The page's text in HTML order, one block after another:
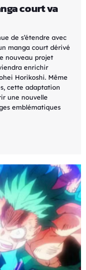
court va
de s’étendre avec
manga court dérivé
nouveau projet
enrichir
Horikoshi. Même
cette adaptation
une nouvelle
emblématiques